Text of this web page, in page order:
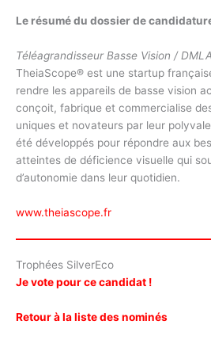
Le résumé du dossier de
Téléagrandisseur Basse Vision / DMLA
TheiaScope® est une startup
rendre les appareils de basse vision
conçoit, fabrique et commercialise
uniques et novateurs par leur
été développés pour répondre aux
atteintes de déficience visuelle qui
d’autonomie dans leur quotidien.
www.theiascope.fr
Trophées SilverEco
Je vote pour ce candidat !
Retour à la liste des nominés